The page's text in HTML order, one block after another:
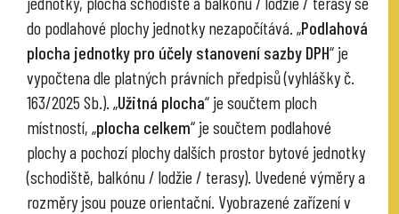
do podlahové plochy jednotky nezapočítává. „Podlahová
plocha jednotky pro účely stanovení sazby DPH“ je
vypočtena dle platných právních předpisů (vyhlášky č.
163/2025 Sb.). „Užitná plocha“ je součtem ploch
místností, „plocha celkem“ je součtem podlahové
plochy a pochozí plochy dalších prostor bytové jednotky
(schodiště, balkónu / lodžie / terasy). Uvedené výměry a
rozměry jsou pouze orientační. Vyobrazené zařízení v